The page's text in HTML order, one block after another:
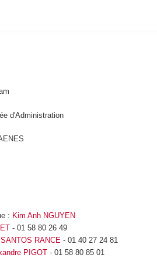
d'Administration
: Kim Anh NGUYEN
- 01 58 80 26 49
RANCE - 01 40 27 24 81
PIGOT- 01 58 80 85 01